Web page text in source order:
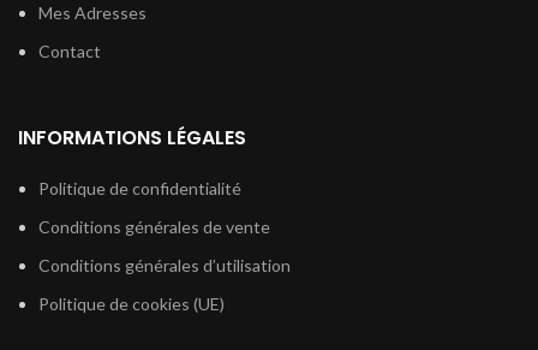
Mes Adresses
Contact
INFORMATIONS LÉGALES
Politique de confidentialité
Conditions générales de vente
Conditions générales d’utilisation
Politique de cookies (UE)